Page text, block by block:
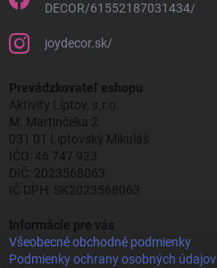
DECOR/61552187031434/
joydecor.sk/
Prevádzkovateľ eshopu
Aktivity Liptov, s.r.o.
M. Martinčeka 2
031 01 Liptovský Mikuláš
IČO: 46 747 923
DIČ: 2023568063
IČ DPH: SK2023568063
Informácie pre vás
Všeobecné obchodné podmienky
Podmienky ochrany osobných údajov